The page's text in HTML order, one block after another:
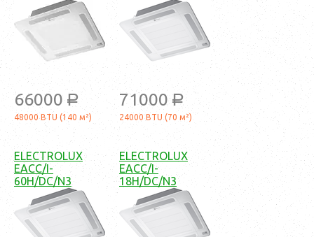
66000 a
48000 BTU (140 м²)
71000 a
24000 BTU (70 м²)
ELECTROLUX
EACC/I-
60H/DC/N3
ELECTROLUX
EACC/I-
18H/DC/N3